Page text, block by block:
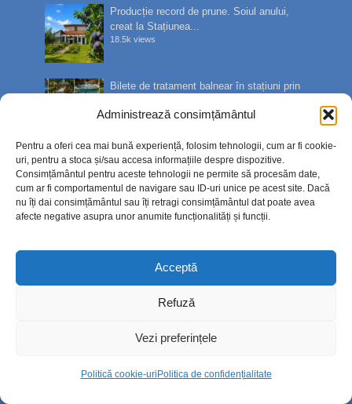
Administrează consimțământul
Pentru a oferi cea mai bună experiență, folosim tehnologii, cum ar fi cookie-
uri, pentru a stoca și/sau accesa informațiile despre dispozitive.
Consimțământul pentru aceste tehnologii ne permite să procesăm date,
cum ar fi comportamentul de navigare sau ID-uri unice pe acest site. Dacă
nu îți dai consimțământul sau îți retragi consimțământul dat poate avea
afecte negative asupra unor anumite funcționalități și funcții.
Acceptă
Refuză
Vezi preferințele
Politică cookie-uriPolitica de confidențialitate
Producție record de prune. Soiul anului,
creat la Stațiunea...
18.5k views
Bilete de tratament balnear în stațiuni prin
15.7k views
Sute de oameni l-au condus pe ultimul
drum pe Ștefan Sîngeor...
14.8k views
modernizare. Planurile pri...
consumului de...
2k views